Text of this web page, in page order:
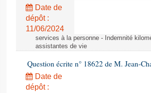
Date de
dépôt :
11/06/2024
services à la personne - Indemnité
assistantes de vie
Question écrite n° 18622 de M. Jean-
Date de
dépôt :